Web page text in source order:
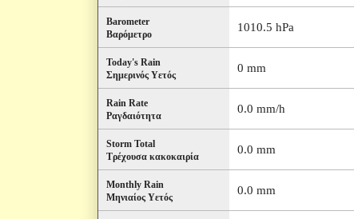
Barometer
Βαρόμετρο
1010.5 hPa
Today's Rain
Σημερινός Υετός
0 mm
Rain Rate
Ραγδαιότητα
0.0 mm/h
Storm Total
Τρέχουσα κακοκαιρία
0.0 mm
Monthly Rain
Μηνιαίος Υετός
0.0 mm